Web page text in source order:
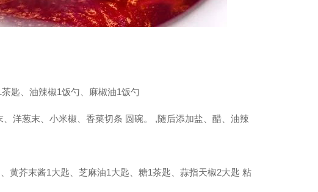
匙、油辣椒1饭勺、麻椒油1饭勺
洋葱末、小米椒、香菜切条 圆碗。 ,随后添加盐、醋、油辣
黄芥末酱1大匙、芝麻油1大匙、糖1茶匙、蒜指天椒2大匙 粘